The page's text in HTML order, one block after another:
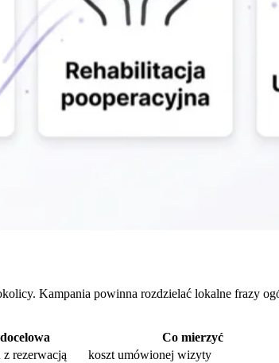
Kampania powinna rozdzielać lokalne frazy
Co mierzyć
z rezerwacją koszt umówionej wizyty